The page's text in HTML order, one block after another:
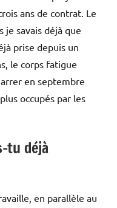
ans de contrat. Le
je savais déjà que
prise depuis un
le corps fatigue
en septembre
occupés par les
tu déjà
en parallèle au